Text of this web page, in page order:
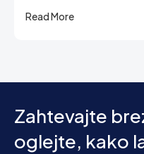
Read More
Zahtevajte
oglejte, kako